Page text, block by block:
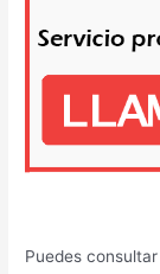
Puedes